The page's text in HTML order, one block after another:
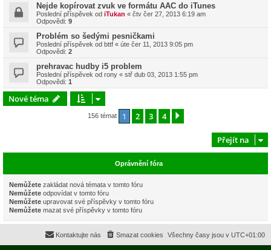
Nejde kopírovat zvuk ve formátu AAC do iTunes
Poslední příspěvek od iTukan « čtv čer 27, 2013 6:19 am
Odpovědi: 9
Problém so šedými pesničkami
Poslední příspěvek od bttf « úte čer 11, 2013 9:05 pm
Odpovědi: 2
prehravac hudby i5 problem
Poslední příspěvek od rony « stř dub 03, 2013 1:55 pm
Odpovědi: 1
Nové téma
156 témat 1 2 3 4
Přejít na
Oprávnění fóra
Nemůžete zakládat nová témata v tomto fóru
Nemůžete odpovídat v tomto fóru
Nemůžete upravovat své příspěvky v tomto fóru
Nemůžete mazat své příspěvky v tomto fóru
Všechny časy jsou v UTC+01:00
Smazat cookies
Kontaktujte nás